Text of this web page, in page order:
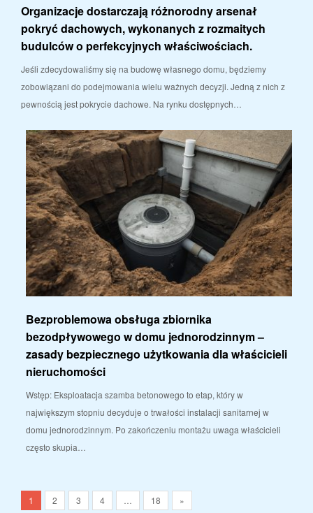
Organizacje dostarczają różnorodny arsenał
pokryć dachowych, wykonanych z rozmaitych
budulców o perfekcyjnych właściwościach.
Jeśli zdecydowaliśmy się na budowę własnego domu, będziemy
zobowiązani do podejmowania wielu ważnych decyzji. Jedną z nich z
pewnością jest pokrycie dachowe. Na rynku dostępnych…
Bezproblemowa obsługa zbiornika
bezodpływowego w domu jednorodzinnym –
zasady bezpiecznego użytkowania dla właścicieli
nieruchomości
Wstęp: Eksploatacja szamba betonowego to etap, który w
największym stopniu decyduje o trwałości instalacji sanitarnej w
domu jednorodzinnym. Po zakończeniu montażu uwaga właścicieli
często skupia…
1 2 3 4 18 »